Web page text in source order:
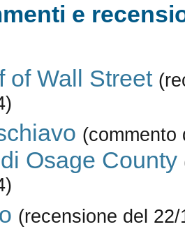
e
of Wall Street
(commento
Osage County
(recensione del 22/